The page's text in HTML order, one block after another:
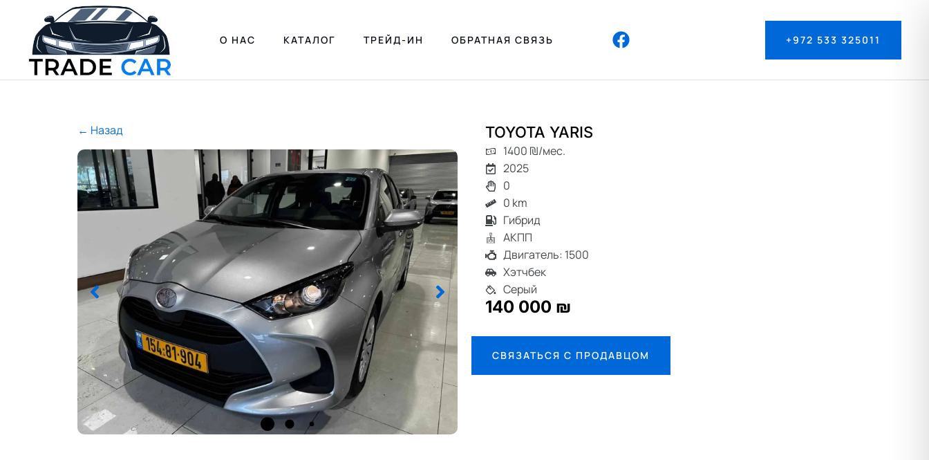
О НАС КАТАЛОГ ТРЕЙД-ИН ОБРАТНАЯ СВЯЗЬ +972 533 325011
← Назад TOYOTA YARIS
1400 ₪/мес.
2025
0
0 km
Гибрид
АКПП
Двигатель: 1500
Хэтчбек
Серый
140 000 ₪
СВЯЗАТЬСЯ С ПРОДАВЦОМ